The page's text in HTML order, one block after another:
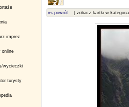
imprez
online
wycieczki
turysty
«« powrót [ zobacz kartki w